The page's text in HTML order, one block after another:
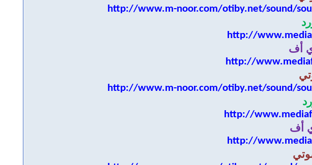
http://www.m-noor.com/otiby.net/sound/
http://
أف
http://
http://www.m-noor.com/otiby.net/sound/
http://
أف
http://